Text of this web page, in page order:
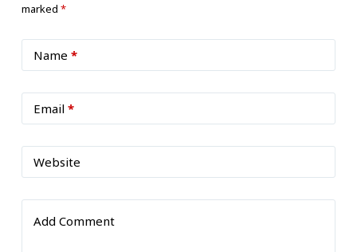
marked *
Name *
Email*
Website
Add Comment